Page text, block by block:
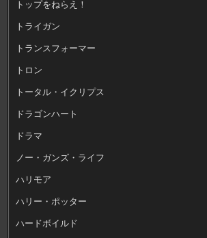
トップをねらえ！
トライガン
トランスフォーマー
トロン
トータル・イクリプス
ドラゴンハート
ドラマ
ノー・ガンズ・ライフ
ハリモア
ハリー・ポッター
ハードボイルド